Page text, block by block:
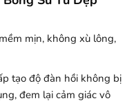
mịn, không xù lông,
tạo độ đàn hồi không bị
đem lại cảm giác vô